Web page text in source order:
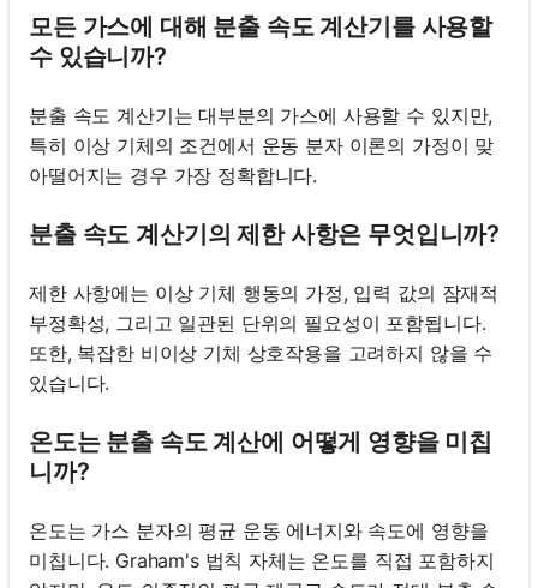
모든 가스에 대해 분출 속도 계산기를 사용할
수 있습니까?
분출 속도 계산기는 대부분의 가스에 사용할 수 있지만,
특히 이상 기체의 조건에서 운동 분자 이론의 가정이 맞
아떨어지는 경우 가장 정확합니다.
분출 속도 계산기의 제한 사항은 무엇입니까?
제한 사항에는 이상 기체 행동의 가정, 입력 값의 잠재적
부정확성, 그리고 일관된 단위의 필요성이 포함됩니다.
또한, 복잡한 비이상 기체 상호작용을 고려하지 않을 수
있습니다.
온도는 분출 속도 계산에 어떻게 영향을 미칩
니까?
온도는 가스 분자의 평균 운동 에너지와 속도에 영향을
미칩니다. Graham's 법칙 자체는 온도를 직접 포함하지